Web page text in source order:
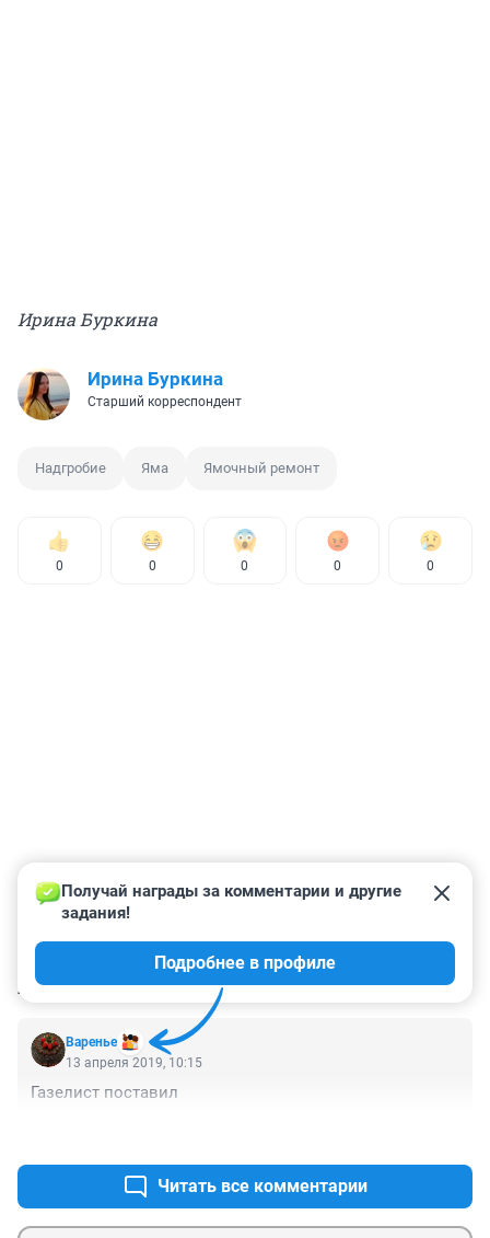
Ирина Буркина
Ирина Буркина
Старший корреспондент
Надгробие Яма Ямочный ремонт
0 0 0 0 0
КОММЕНТАРИИ 1
Варенье
Получай награды за комментарии и другие
задания!
Подробнее в профиле
13 апреля 2019, 10:15
Газелист поставил
Читать все комментарии